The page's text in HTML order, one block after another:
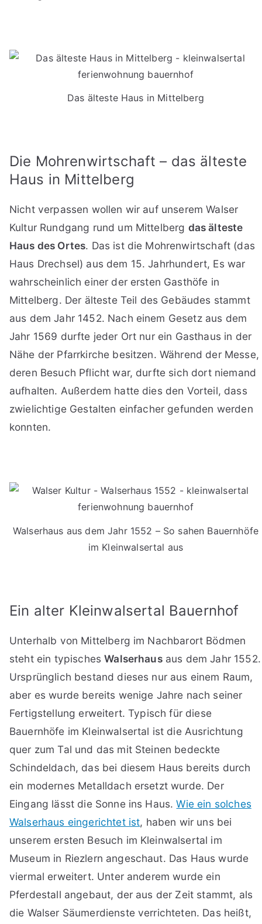
Das älteste Haus in Mittelberg
Die Mohrenwirtschaft – das älteste
Haus in Mittelberg
Nicht verpassen wollen wir auf unserem Walser
Kultur Rundgang rund um Mittelberg das älteste
Haus des Ortes. Das ist die Mohrenwirtschaft (das
Haus Drechsel) aus dem 15. Jahrhundert, Es war
wahrscheinlich einer der ersten Gasthöfe in
Mittelberg. Der älteste Teil des Gebäudes stammt
aus dem Jahr 1452. Nach einem Gesetz aus dem
Jahr 1569 durfte jeder Ort nur ein Gasthaus in der
Nähe der Pfarrkirche besitzen. Während der Messe,
deren Besuch Pflicht war, durfte sich dort niemand
aufhalten. Außerdem hatte dies den Vorteil, dass
zwielichtige Gestalten einfacher gefunden werden
konnten.
Walserhaus aus dem Jahr 1552 – So sahen Bauernhöfe
im Kleinwalsertal aus
Ein alter Kleinwalsertal Bauernhof
Unterhalb von Mittelberg im Nachbarort Bödmen
steht ein typischesWalserhausaus dem Jahr 1552.
Ursprünglich bestand dieses nur aus einem Raum,
aber es wurde bereits wenige Jahre nach seiner
Fertigstellung erweitert. Typisch für diese
Bauernhöfe im Kleinwalsertal ist die Ausrichtung
quer zum Tal und das mit Steinen bedeckte
Schindeldach, das bei diesem Haus bereits durch
ein modernes Metalldach ersetzt wurde. Der
Eingang lässt die Sonne ins Haus.Wie ein solches
Walserhaus eingerichtet ist, haben wir uns bei
unserem ersten Besuch im Kleinwalsertal im
Museum in Riezlern angeschaut. Das Haus wurde
viermal erweitert. Unter anderem wurde ein
Pferdestall angebaut, der aus der Zeit stammt, als
die Walser Säumerdienste verrichteten. Das heißt,